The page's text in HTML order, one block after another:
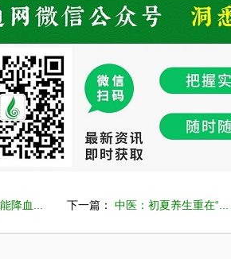
降血... 下一篇： 中医：初夏养生重在“...